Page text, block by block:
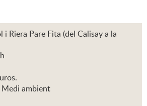
i Riera Pare Fita (del Calisay a la
Medi ambient